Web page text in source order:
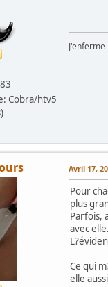
Cobra/htv5
Avril 17,
Pour
plus
Parfois,
avec elle.
Ce qui
elle